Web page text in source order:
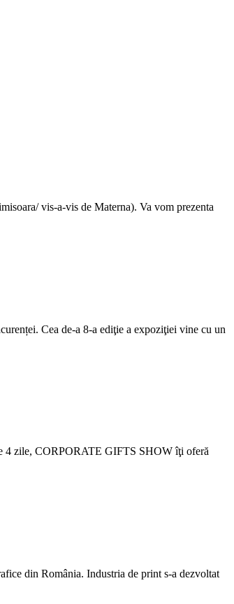
vis-a-vis de Materna). Va vom prezenta
Cea de-a 8-a ediţie a expoziţiei vine cu un
4 zile, CORPORATE GIFTS SHOW îţi oferă
din România. Industria de print s-a dezvoltat